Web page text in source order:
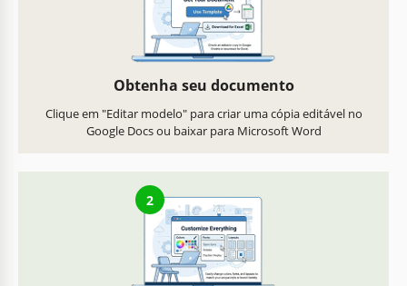
Obtenha seu documento
Clique em "Editar modelo" para criar uma cópia editável no
Google Docs ou baixar para Microsoft Word
2